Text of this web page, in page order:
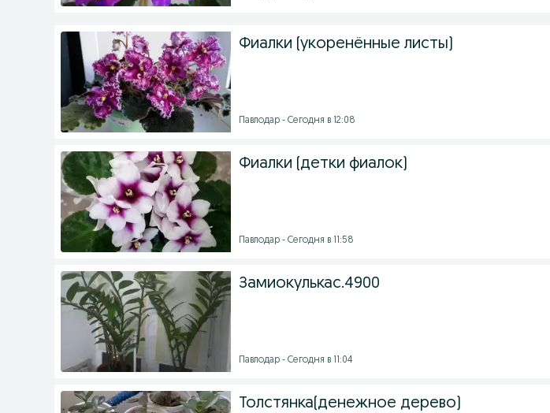
Фиалки (укоренённые листы)
Павлодар - Сегодня в 12:08
Фиалки (детки фиалок)
Павлодар - Сегодня в 11:58
Замиокулькас.4900
Павлодар - Сегодня в 11:04
Толстянка(денежное дерево)